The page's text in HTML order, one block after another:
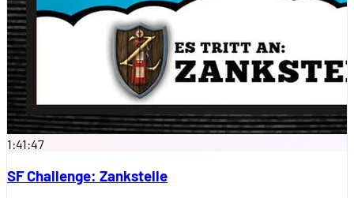
1:41:47
SF Challenge: Zankstelle